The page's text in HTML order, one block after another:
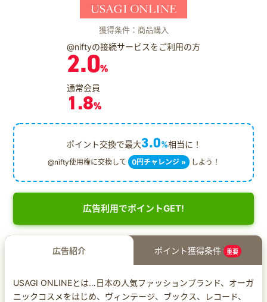
獲得条件：商品購入
@niftyの接続サービスをご利用の方
2.0%
通常会員
1.8%
ポイント交換で最大3.0%相当に！
@nifty使用権に交換して 0円チャレンジ » しよう！
広告利用でポイントGET!
広告紹介 ポイント獲得条件 重要
USAGI ONLINEとは…日本の人気ファッションブランド、オーガ
ニックコスメをはじめ、ヴィンテージ、ブックス、レコード、